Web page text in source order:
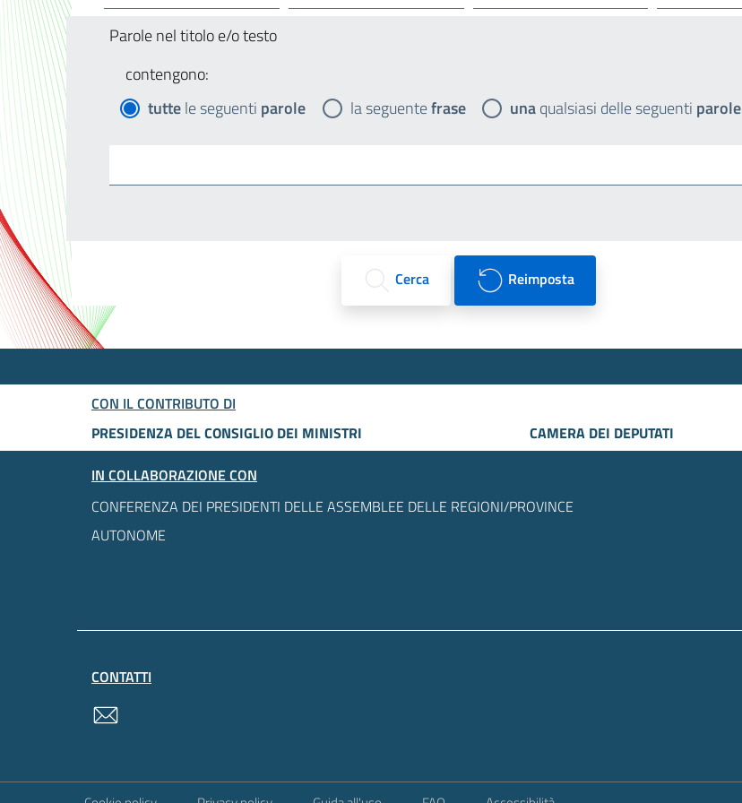
Parole nel titolo e/o testo
contengono:
tuttele seguenti parole la seguentefrase unaqualsiasi delle seguenti parole
Cerca Reimposta
CON IL CONTRIBUTO DI
PRESIDENZA DEL CONSIGLIO DEI MINISTRI
CAMERA DEI DEPUTATI
IN COLLABORAZIONE CON
CONFERENZA DEI PRESIDENTI DELLE ASSEMBLEE DELLE REGIONI/PROVINCE
AUTONOME
CONTATTI